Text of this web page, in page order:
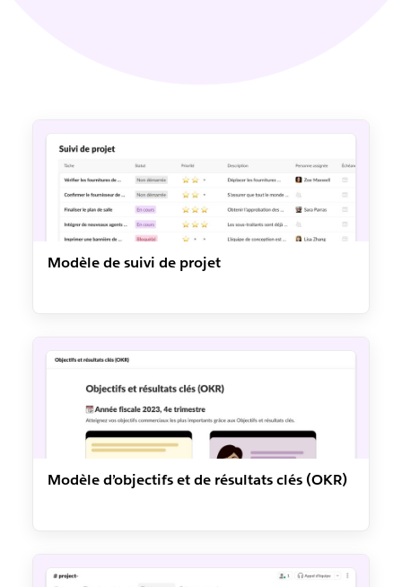
Modèle de suivi de projet
Modèle d’objectifs et de résultats clés (OKR)